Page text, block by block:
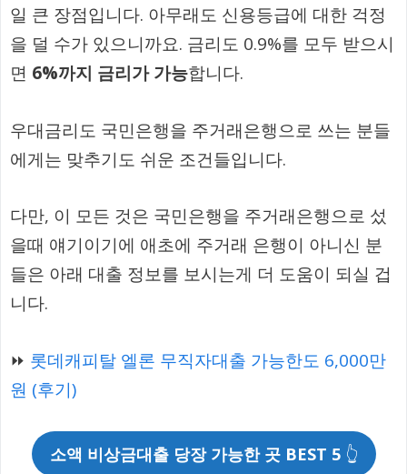
일 큰 장점입니다. 아무래도 신용등급에 대한 걱정
을 덜 수가 있으니까요. 금리도 0.9%를 모두 받으시
면 6%까지 금리가 가능합니다.
우대금리도 국민은행을 주거래은행으로 쓰는 분들
에게는 맞추기도 쉬운 조건들입니다.
다만, 이 모든 것은 국민은행을 주거래은행으로 섰
을때 얘기이기에 애초에 주거래 은행이 아니신 분
들은 아래 대출 정보를 보시는게 더 도움이 되실 겁
니다.
⏩ 롯데캐피탈 엘론 무직자대출 가능한도 6,000만
원 (후기)
소액 비상금대출 당장 가능한 곳 BEST 5 👆